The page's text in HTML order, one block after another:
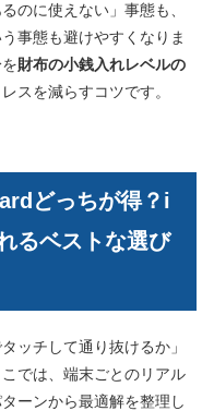
のに使えない」事態も、
事態も避けやすくなりま
財布の小銭入れレベルの
スを減らすコツです。
どっちが得？i
るベストな選び
ッチして通り抜けるか」
では、端末ごとのリアル
ーンから最適解を整理し